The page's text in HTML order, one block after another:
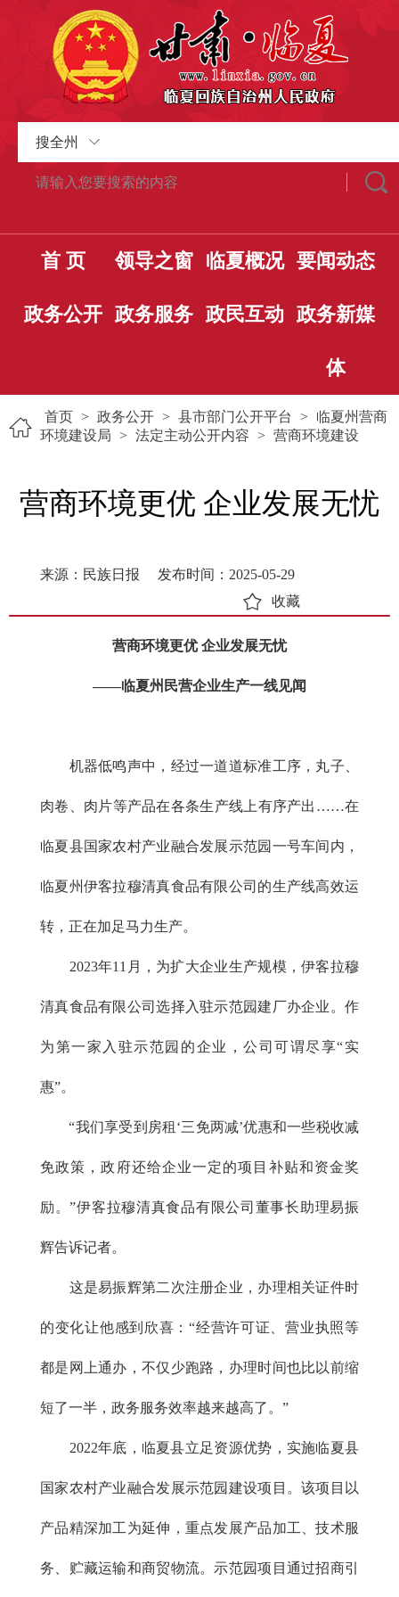
搜全州
首 页 领导之窗 临夏概况 要闻动态
政务公开 政务服务 政民互动 政务新媒
体
首页 > 政务公开 > 县市部门公开平台 > 临夏州营商
环境建设局 > 法定主动公开内容 > 营商环境建设
营商环境更优 企业发展无忧
来源：民族日报
发布时间：2025-05-29
收藏
营商环境更优 企业发展无忧
——临夏州民营企业生产一线见闻
机器低鸣声中，经过一道道标准工序，丸子、
肉卷、肉片等产品在各条生产线上有序产出……在
临夏县国家农村产业融合发展示范园一号车间内，
临夏州伊客拉穆清真食品有限公司的生产线高效运
转，正在加足马力生产。
2023年11月，为扩大企业生产规模，伊客拉穆
清真食品有限公司选择入驻示范园建厂办企业。作
为第一家入驻示范园的企业，公司可谓尽享“实
惠”。
“我们享受到房租‘三免两减’优惠和一些税收减
免政策，政府还给企业一定的项目补贴和资金奖
励。”伊客拉穆清真食品有限公司董事长助理易振
辉告诉记者。
这是易振辉第二次注册企业，办理相关证件时
的变化让他感到欣喜：“经营许可证、营业执照等
都是网上通办，不仅少跑路，办理时间也比以前缩
短了一半，政务服务效率越来越高了。”
2022年底，临夏县立足资源优势，实施临夏县
国家农村产业融合发展示范园建设项目。该项目以
产品精深加工为延伸，重点发展产品加工、技术服
务、贮藏运输和商贸物流。示范园项目通过招商引